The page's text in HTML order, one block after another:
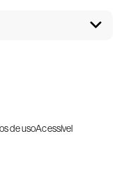
de usoAcessível